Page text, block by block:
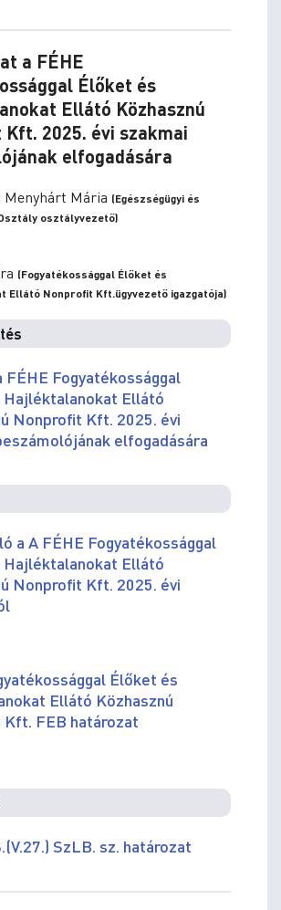
a FÉHE
Élőket és
Ellátó Közhasznú
2025. évi szakmai
elfogadására
Menyhárt Mária (Egészségügyi és
osztályvezető)
(Fogyatékossággal Élőket és
Ellátó Nonprofit Kft.ügyvezető igazgatója)
FÉHE Fogyatékossággal
Hajléktalanokat Ellátó
Nonprofit Kft. 2025. évi
elfogadására
a A FÉHE Fogyatékossággal
Hajléktalanokat Ellátó
Nonprofit Kft. 2025. évi
Élőket és
Ellátó Közhasznú
FEB határozat
SzLB. sz. határozat